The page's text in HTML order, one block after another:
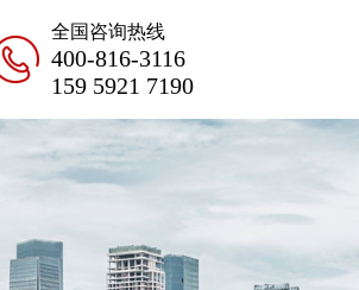
全国咨询热线
400-816-3116
159 5921 7190